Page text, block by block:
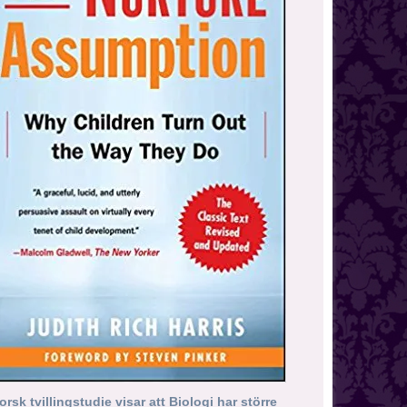
tvillingstudie visar att Biologi har större